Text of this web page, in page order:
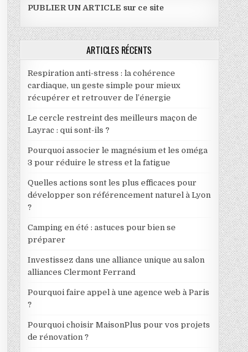
PUBLIER UN ARTICLE sur ce site
ARTICLES RÉCENTS
Respiration anti-stress : la cohérence
cardiaque, un geste simple pour mieux
récupérer et retrouver de l’énergie
Le cercle restreint des meilleurs maçon de
Layrac : qui sont-ils ?
Pourquoi associer le magnésium et les oméga
3 pour réduire le stress et la fatigue
Quelles actions sont les plus efficaces pour
développer son référencement naturel à Lyon
?
Camping en été : astuces pour bien se
préparer
Investissez dans une alliance unique au salon
alliances Clermont Ferrand
Pourquoi faire appel à une agence web à Paris
?
Pourquoi choisir MaisonPlus pour vos projets
de rénovation ?